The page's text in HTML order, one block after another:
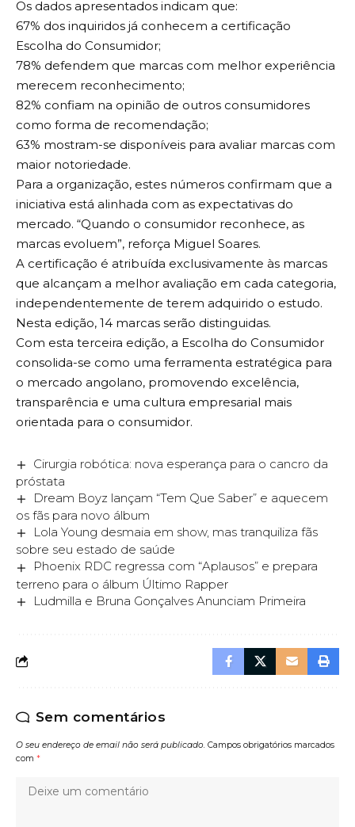
Os dados apresentados indicam que:
67% dos inquiridos já conhecem a certificação
Escolha do Consumidor;
78% defendem que marcas com melhor experiência
merecem reconhecimento;
82% confiam na opinião de outros consumidores
como forma de recomendação;
63% mostram-se disponíveis para avaliar marcas com
maior notoriedade.
Para a organização, estes números confirmam que a
iniciativa está alinhada com as expectativas do
mercado. “Quando o consumidor reconhece, as
marcas evoluem”, reforça Miguel Soares.
A certificação é atribuída exclusivamente às marcas
que alcançam a melhor avaliação em cada categoria,
independentemente de terem adquirido o estudo.
Nesta edição, 14 marcas serão distinguidas.
Com esta terceira edição, a Escolha do Consumidor
consolida-se como uma ferramenta estratégica para
o mercado angolano, promovendo excelência,
transparência e uma cultura empresarial mais
orientada para o consumidor.
Cirurgia robótica: nova esperança para o cancro da
próstata
Dream Boyz lançam “Tem Que Saber” e aquecem
os fãs para novo álbum
Lola Young desmaia em show, mas tranquiliza fãs
sobre seu estado de saúde
Phoenix RDC regressa com “Aplausos” e prepara
terreno para o álbum Último Rapper
Ludmilla e Bruna Gonçalves Anunciam Primeira
Sem comentários
O seu endereço de email não será publicado. Campos obrigatórios marcados
com *